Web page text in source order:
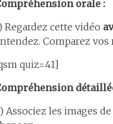
orale :
Regardez cette vidéo
Comparez vos
quiz=41]
Associez les images